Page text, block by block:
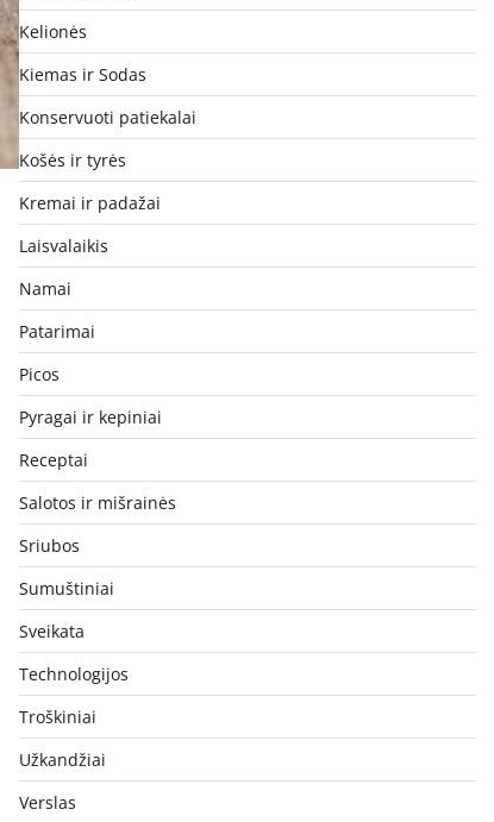
Kelionės
Kiemas ir Sodas
Konservuoti patiekalai
Košės ir tyrės
Kremai ir padažai
Laisvalaikis
Namai
Patarimai
Picos
Pyragai ir kepiniai
Receptai
Salotos ir mišrainės
Sriubos
Sumuštiniai
Sveikata
Technologijos
Troškiniai
Užkandžiai
Verslas